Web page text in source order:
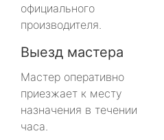
официального
производителя.
Выезд мастера
Мастер оперативно
приезжает к месту
назначения в течении
часа.